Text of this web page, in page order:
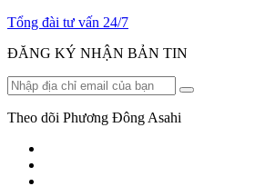
Tổng đài tư vấn 24/7
ĐĂNG KÝ NHẬN BẢN TIN
Theo dõi Phương Đông Asahi